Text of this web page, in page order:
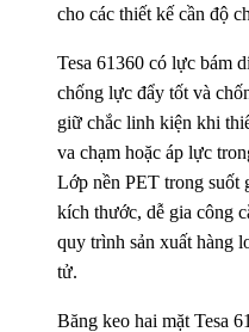
cho các thiết kế cần độ
Tesa 61360 có lực bám
chống lực đẩy tốt và
giữ chắc linh kiện khi
va chạm hoặc áp lực
Lớp nền PET trong suốt
kích thước, dễ gia công
quy trình sản xuất hàng
tử.
Băng keo hai mặt Tesa